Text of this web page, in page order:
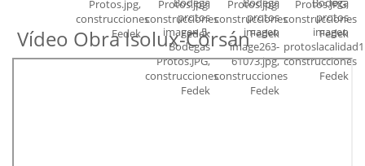
Vídeo Obra Isolux-Corsán